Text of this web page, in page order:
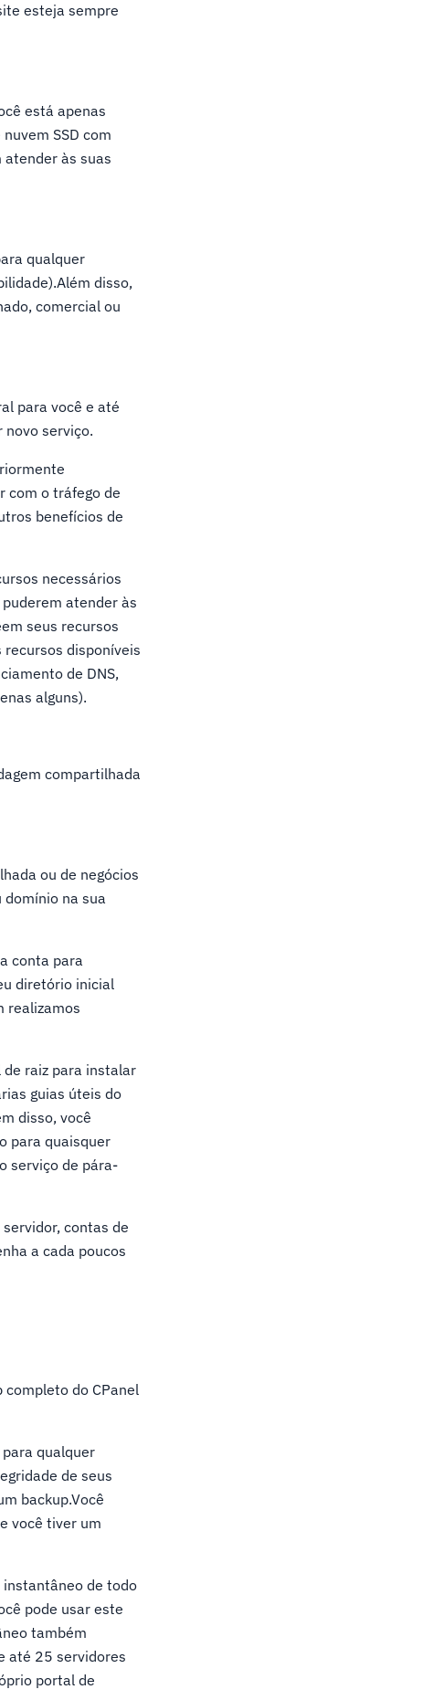
esteja sempre
está apenas
SSD com
atender às suas
qualquer
disso,
comercial ou
para você e até
serviço.
com o tráfego de
benefícios de
necessários
atender às
seus recursos
disponíveis
de DNS,
alguns).
compartilhada
ou de negócios
na sua
conta para
diretório inicial
realizamos
de raiz para instalar
guias úteis do
disso, você
para quaisquer
serviço de pára-
contas de
a cada poucos
do CPanel
qualquer
de seus
backup.Você
você tiver um
instantâneo de todo
pode usar este
também
até 25 servidores
portal de